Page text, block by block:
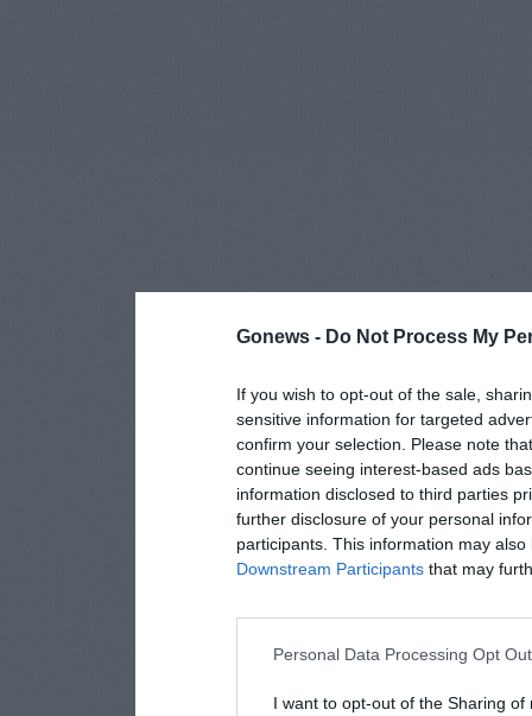
Gonews - Do Not Process My
If you wish to opt-out of the sale,
sensitive information for targeted
confirm your selection. Please note
continue seeing interest-based ads
information disclosed to third parties
further disclosure of your personal
participants. This information may
Downstream Participants that may
Personal Data Processing Opt
I want to opt-out of the Sharing of